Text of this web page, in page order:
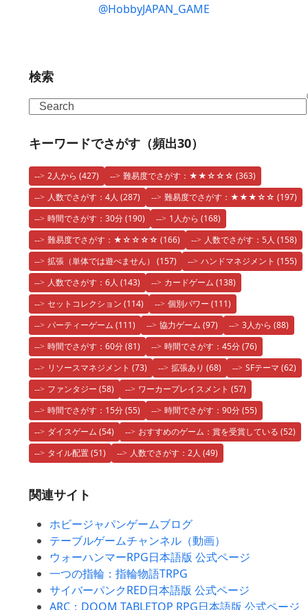
@HobbyJAPAN_GAME
検索
Search
キーワードでさがす（頻出30）
2人から (427) 難易度でさがす：★★☆☆☆ (363)
人数でさがす：4人 (287) 難易度でさがす：★★★☆☆ (197)
時間でさがす：30分(190) 1人から (168)
難易度でさがす：★☆☆☆☆ (166) 人数でさがす：5人 (158)
拡張（単体では遊べません） (157) ハンドマネジメント (155)
人数でさがす：6人 (143) カードゲーム (138)
セットコレクション (114) 個別パワー (111)
パーティーゲーム (111) 協力ゲーム (97) 3人から (88)
時間でさがす：60分(81) 時間でさがす：45分(76)
リソースマネジメント (73) 拡張あり (68) SFテーマ (62)
ファンタジー (58) ワーカープレイスメント (57)
時間でさがす：15分(55) 時間でさがす：90分(55)
ダイスゲーム (54) おすすめのゲーム：賞を受賞している (52)
タイル配置(51) 人数でさがす：2人 (49)
関連サイト
ホビージャパンゲームブログ
テーブルゲームチャンネル（動画）
ウォーハンマーRPG日本語版 公式ページ
一つの指輪：指輪物語TRPG
サイバーパンクRED日本語版 公式ページ
ARC：DOOM TABLETOP RPG日本語版 公式ページ